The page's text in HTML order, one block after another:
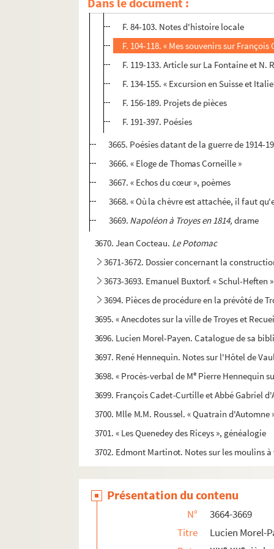
F. 76-83. Biographies
F. 84-103. Notes d'histoire locale
F. 104-118. « Mes souvenirs sur François
F. 119-133. Article sur La Fontaine et N.
F. 134-155. « Excursion en Suisse et
F. 156-189. Projets de pièces
F. 191-397. Poésies
3665. Poésies datant de la guerre de 1914-
3666. « Eloge de Thomas Corneille »
3667. « Echos du cœur », poèmes
3668. « Où la chèvre est attachée, il faut
3669. Napoléon à Troyes en 1814, drame
3670. Jean Cocteau. Le Potomac
3671-3672. Dossier concernant la
3673-3693. Emanuel Buxtorf. « Schul-Heften »
3694. Pièces de procédure en la prévôté de
3695. « Anecdotes sur la ville de Troyes et
3696. Lucien Morel-Payen. Catalogue de sa
3697. René Hennequin. Notes sur l'Hôtel de
3698. « Procès-verbal de Me Pierre Hennequin
3699. François Cadet-Curtille et Abbé Gabriel
3700. Mlle M.M. Roussel. « Quatrain
3701. « Les Quenedey des Riceys », généalogie
3702. Edmont Martinot. Notes sur les moulins
3704. Arsène Thévenot. Correspondance et
3705. Jean Nesmy. Correspondance
3706. « Vue de l'abbaye de Clairvaux en 1708
Présentation du contenu
N°
3664-3669
Titre
Lucien Morel-